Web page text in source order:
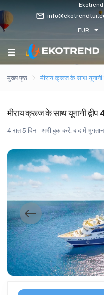
Ekotrend
EUR
मुख्य पृष्ठ मीराय क्रूज के साथ यूनानी
मीराय क्रूज के साथ यूनानी द्वीप
4 रात 5 दिन अभी बुक करें, बाद में